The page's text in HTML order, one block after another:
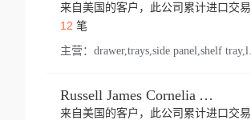
来自美国的客户，此公司累计进口交易
12 笔
主营：
Russell James Cornelia Arlington Va
来自美国的客户，此公司累计进口交易